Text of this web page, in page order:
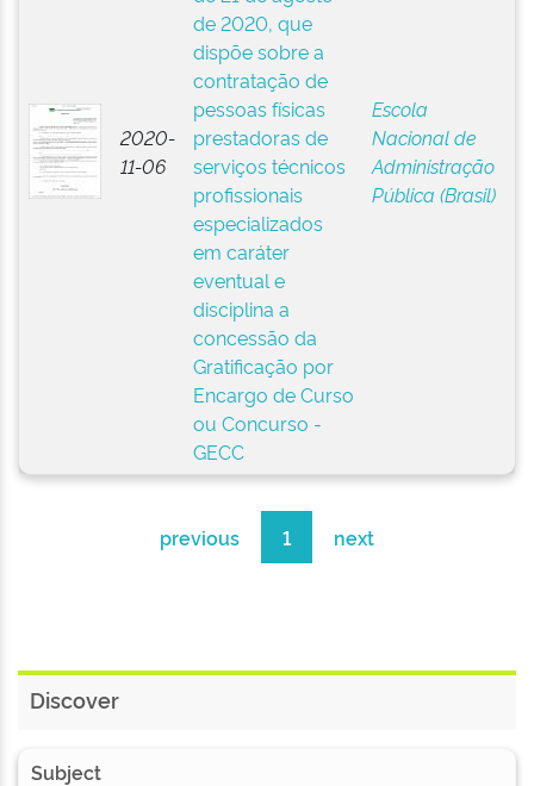
2020-
11-06
de 2020, que
dispõe sobre a
contratação de
pessoas físicas
prestadoras de
serviços técnicos
profissionais
especializados
em caráter
eventual e
disciplina a
concessão da
Gratificação por
Encargo de Curso
ou Concurso -
GECC
Escola
Nacional de
Administração
Pública (Brasil)
previous 1 next
Discover
Subject